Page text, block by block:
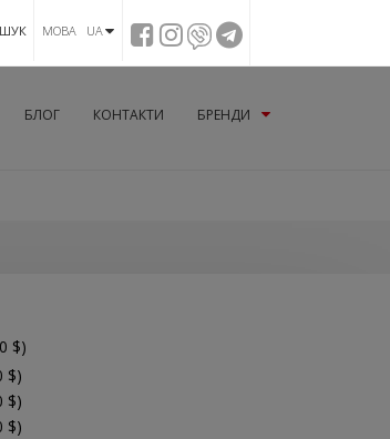
МОВА UA
БЛОГ КОНТАКТИ БРЕНДИ
$)
$)
$)
$)